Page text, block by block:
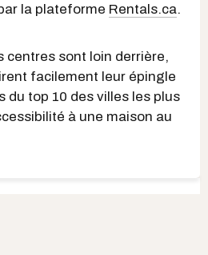
la plateforme Rentals.ca.
centres sont loin derrière,
facilement leur épingle
du top 10 des villes les plus
à une maison au